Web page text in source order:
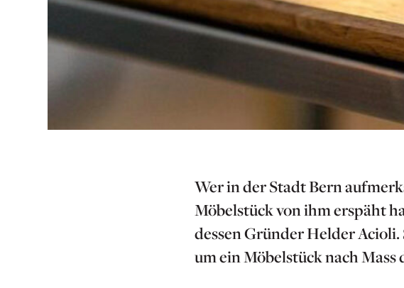
Wer in der Stadt Bern
Möbelstück von ihm erspäht
dessen Gründer Helder
um ein Möbelstück nach